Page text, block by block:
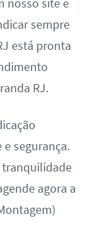
nosso site e
sempre
está pronta
RJ.
segurança.
tranquilidade
agora a